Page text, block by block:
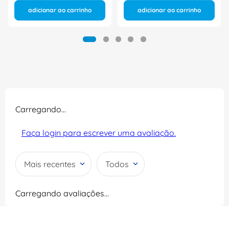
adicionar ao carrinho adicionar ao carrinho
Carregando…
Faça login para escrever uma avaliação.
Mais recentes Todos
Carregando avaliações…